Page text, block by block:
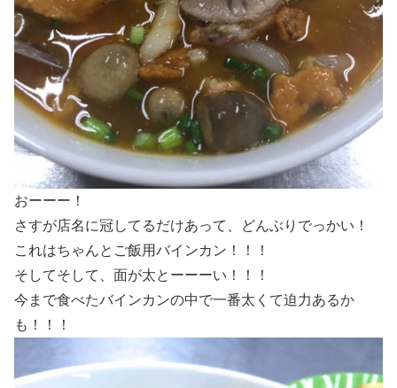
おーーー！
さすが店名に冠してるだけあって、どんぶりでっかい！
これはちゃんとご飯用バインカン！！！
そしてそして、面が太とーーーい！！！
今まで食べたバインカンの中で一番太くて迫力あるか
も！！！